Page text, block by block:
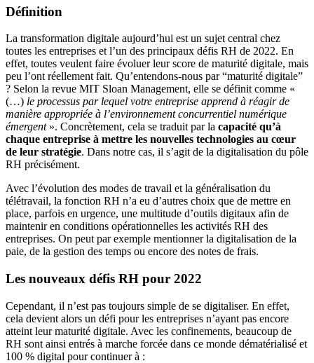
Définition
La transformation digitale aujourd’hui est un sujet central chez
toutes les entreprises et l’un des principaux défis RH de 2022. En
effet, toutes veulent faire évoluer leur score de maturité digitale, mais
peu l’ont réellement fait. Qu’entendons-nous par “maturité digitale”
? Selon la revue MIT Sloan Management, elle se définit comme «
(…) le processus par lequel votre entreprise apprend à réagir de
manière appropriée à l’environnement concurrentiel numérique
émergent». Concrètement, cela se traduit par la capacité qu’à
chaque entreprise à mettre les nouvelles technologies au cœur
de leur stratégie. Dans notre cas, il s’agit de la digitalisation du pôle
RH précisément.
Avec l’évolution des modes de travail et la généralisation du
télétravail, la fonction RH n’a eu d’autres choix que de mettre en
place, parfois en urgence, une multitude d’outils digitaux afin de
maintenir en conditions opérationnelles les activités RH des
entreprises. On peut par exemple mentionner la digitalisation de la
paie, de la gestion des temps ou encore des notes de frais.
Les nouveaux défis RH pour 2022
Cependant, il n’est pas toujours simple de se digitaliser. En effet,
cela devient alors un défi pour les entreprises n’ayant pas encore
atteint leur maturité digitale. Avec les confinements, beaucoup de
RH sont ainsi entrés à marche forcée dans ce monde dématérialisé et
100 % digital pour continuer à :